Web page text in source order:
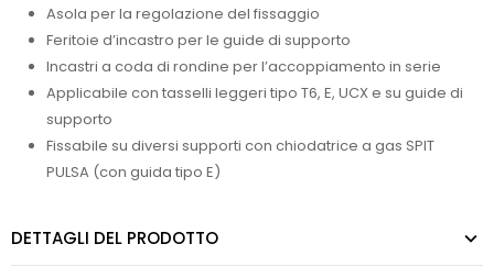
Asola per la regolazione del fissaggio
Feritoie d’incastro per le guide di supporto
Incastri a coda di rondine per l’accoppiamento in serie
Applicabile con tasselli leggeri tipo T6, E, UCX e su guide di
supporto
Fissabile su diversi supporti con chiodatrice a gas SPIT
PULSA (con guida tipo E)
DETTAGLI DEL PRODOTTO